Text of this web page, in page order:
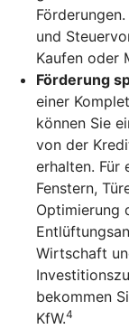
und
Kaufen oder
Förderung
einer
können Sie
von der
erhalten. Für
Fenstern,
Optimierung
Wirtschaft
bekommen
KfW.4